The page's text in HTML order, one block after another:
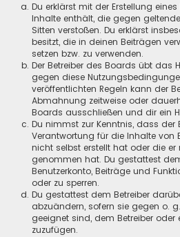
Du erklärst mit der Erstellung
Inhalte enthält, die gegen
Sitten verstoßen. Du erklärst
besitzt, die in deinen Beiträgen
setzen bzw. zu verwenden.
Der Betreiber des Boards übt das
gegen diese
veröffentlichten Regeln kann der
Abmahnung zeitweise oder
Boards ausschließen und dir ein
Du nimmst zur Kenntnis, dass der
Verantwortung für die Inhalte von
nicht selbst erstellt hat oder die er
genommen hat. Du gestattest
Benutzerkonto, Beiträge und
oder zu sperren.
Du gestattest dem Betreiber
abzuändern, sofern sie gegen o.
geeignet sind, dem Betreiber oder
zuzufügen.